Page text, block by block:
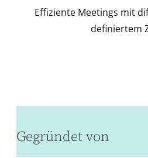
Effiziente Meetings mit
definiertem
Gegründet von